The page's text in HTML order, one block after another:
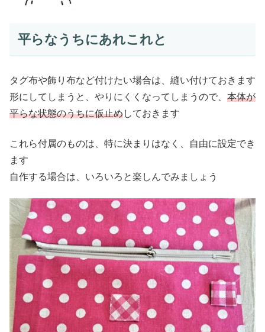
平らなうちにあれこれと
タグ布や飾り布など付けたい場合は、縫い付けておきます
形にしてしまうと、やりにくくなってしまうので、 本体が
平らな状態のうちに仮止めしておきます
これら付属のものは、特に決まりはなく、自由に設定でき
ます
自作する場合は、いろいろと楽しんでみましょう